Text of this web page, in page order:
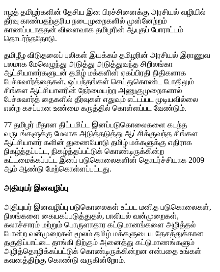
ஈழத் தமிழர்களின் தேசிய இன பிரச்சினைக்கு அரசியல் வழியில்
தீர்வு காண்பதற்குரிய நடைமுறைகளில் முன்னேற்றம்
காணப்படாததன் விளைவாக தமிழரின் ஆயுதப் போராட்டம்
தொடர்ந்ததோடு.
தமிழீழ விடுதலைப் புலிகள் இயக்கம் தமிழரின் அரசியல் இராணுவ
பலமாக மேலெழுந்து அடுத்து அடுத்துவந்த சிறிலங்கா
ஆட்சியாளர்களுடன் தமிழ் மக்களின் ஏகப்பிரதி நிதிகளாக
பேச்சுவார்த்தைகள், ஒப்பந்தங்கள் செய்துகொண்ட போதிலும்
சிங்கள ஆட்சியாளரின் நேர்மையற்ற அணுகுமுறைகளால்
பேச்சுவார்த் தைகளில் தீர்வுகள் எதுவும் எட்டப்பட முடியவில்லை
என்ற கசப்பான உண்மை கருத்தில் கொள்ளப்பட வேண்டும்.
77 தமிழர் மீதான திட்டமிட்ட இனப்படுகொலைகளை கடந்த
வருடங்களுக்கு மேலாக அடுத்தடுத்து ஆட்சிக்குவந்த சிங்கள
ஆட்சியாளர் களின் துணையோடு தமிழ் மக்களுக்கு எதிராக
நிகழ்த்தப்பட்ட, நிகழ்த்தப்பட்டுக் கொண்டிருக்கின்ற
கட்டமைக்கப்பட்ட இனப் படுகொலைகளின் தொடர்ச்சியாக 2009
ஆம் ஆண்டு மேற்கொள்ளப்பட்டது.
அதியுயர் இனவழிப்பு
அதியுயர் இனவழிப்பு படுகொலைகள் உட்பட மனித படுகொலைகள்,
நிலங்களை கையகப்படுத்துதல், பாலியல் வன்முறைகள்,
கலாச்சாரம் மற்றும் பொருளாதார கட்டுமானங்களை அழித்தல்
போன்ற வன்முறைகள் மூலம் தமிழ் மக்களுடைய தேசத்துக்கான
தகுதிப்பாட்டை தாங்கி நிற்கும் அனைத்து கட்டுமாணங்களும்
அழித்தொழிக்கப்பட்டுக் கொண்டிருக்கின்றன என்பதை உங்கள்
கவனத்திற்கு கொண்டு வருகின்றோம்.